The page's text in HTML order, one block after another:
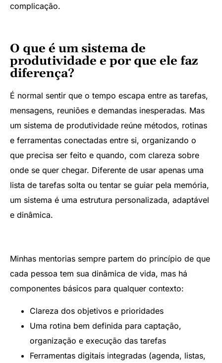
complicação.
O que é um sistema de
produtividade e por que ele faz
diferença?
É normal sentir que o tempo escapa entre as tarefas,
mensagens, reuniões e demandas inesperadas. Mas
um sistema de produtividade reúne métodos, rotinas
e ferramentas conectadas entre si, organizando o
que precisa ser feito e quando, com clareza sobre
onde se quer chegar. Diferente de usar apenas uma
lista de tarefas solta ou tentar se guiar pela memória,
um sistema é uma estrutura personalizada, adaptável
e dinâmica.
Minhas mentorias sempre partem do princípio de que
cada pessoa tem sua dinâmica de vida, mas há
componentes básicos para qualquer contexto:
Clareza dos objetivos e prioridades
Uma rotina bem definida para captação,
organização e execução das tarefas
Ferramentas digitais integradas (agenda, listas,